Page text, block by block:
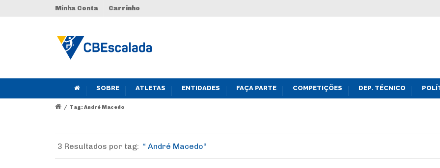
Minha Conta Carrinho
SOBRE ATLETAS ENTIDADES FAÇA PARTE COMPETIÇÕES DEP. TÉCNICO
/ Tag: André Macedo
3 Resultados por tag: André Macedo